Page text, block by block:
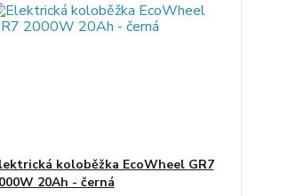
koloběžka EcoWheel GR7
20Ah - černá